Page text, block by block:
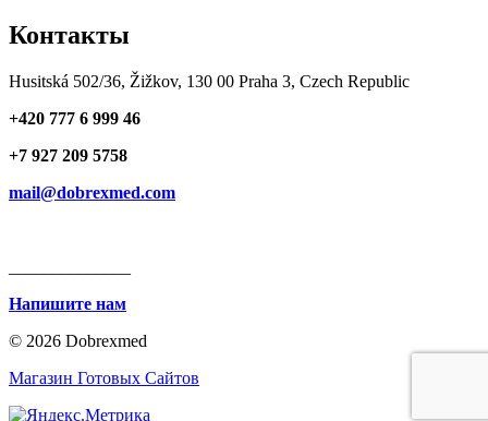
Контакты
Husitská 502/36, Žižkov, 130 00 Praha 3, Czech Republic
+420 777 6 999 46
+7 927 209 5758
mail@dobrexmed.com
Напишите нам
© 2026 Dobrexmed
Магазин Готовых Сайтов